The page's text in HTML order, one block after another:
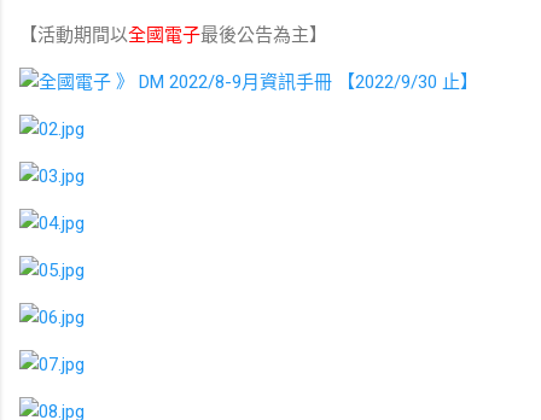
【活動期間以全國電子最後公告為主】